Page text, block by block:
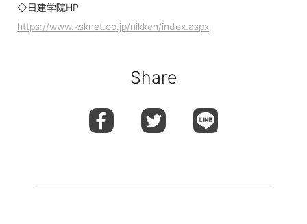
◇日建学院HP
https://www.ksknet.co.jp/nikken/index.aspx
Share